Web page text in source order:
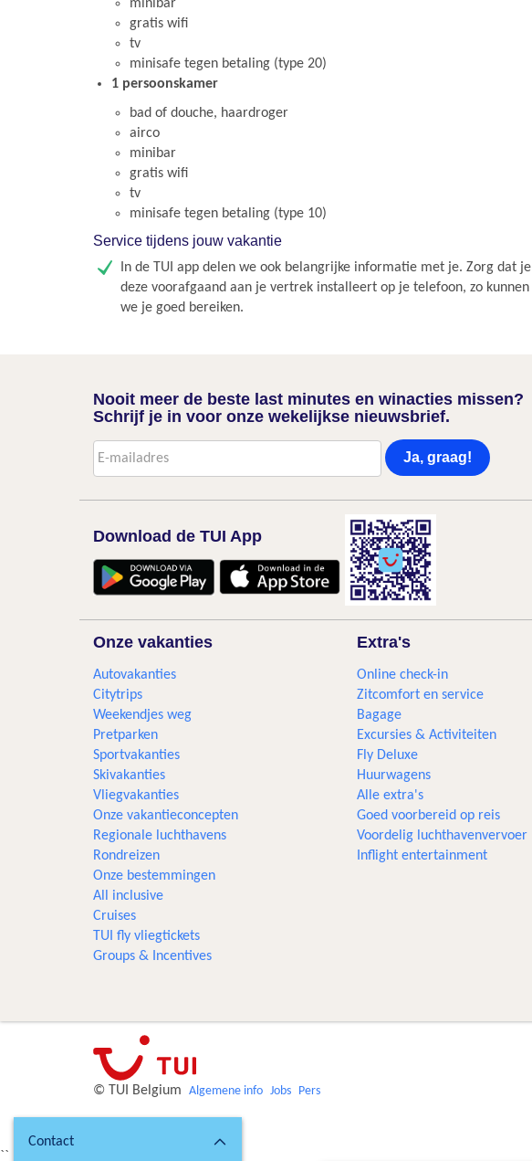
minibar
gratis wifi
tv
minisafe tegen betaling (type 20)
1 persoonskamer
bad of douche, haardroger
airco
minibar
gratis wifi
tv
minisafe tegen betaling (type 10)
Service tijdens jouw vakantie
In de TUI app delen we ook belangrijke informatie met je. Zorg dat je
deze voorafgaand aan je vertrek installeert op je telefoon, zo kunnen
we je goed bereiken.
Nooit meer de beste last minutes en winacties missen?
Schrijf je in voor onze wekelijkse nieuwsbrief.
Ja, graag!
Download de TUI App
Onze vakanties
Autovakanties
Citytrips
Weekendjes weg
Pretparken
Sportvakanties
Skivakanties
Vliegvakanties
Onze vakantieconcepten
Regionale luchthavens
Rondreizen
Onze bestemmingen
All inclusive
Cruises
TUI fly vliegtickets
Groups & Incentives
Extra's
Online check-in
Zitcomfort en service
Bagage
Excursies & Activiteiten
Fly Deluxe
Huurwagens
Alle extra's
Goed voorbereid op reis
Voordelig luchthavenvervoer
Inflight entertainment
© TUI Belgium Algemene info Jobs Pers
Contact
``